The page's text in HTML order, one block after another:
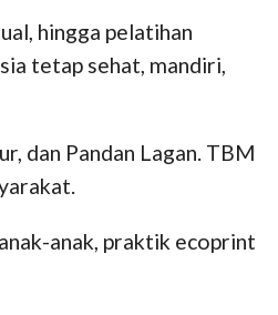
hingga pelatihan
tetap sehat, mandiri,
dan Pandan Lagan. TBM
anak, praktik ecoprint